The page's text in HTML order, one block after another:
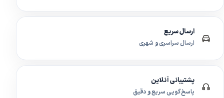
ارسال سریع
ارسال سراسری و شهری
پشتیبانی آنلاین
پاسخ‌گویی سریع و دقیق